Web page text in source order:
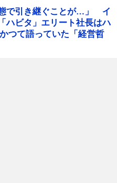
態で引き継ぐことが…」 イ
ハビタ」エリート社長はハ
つて語っていた「経営哲